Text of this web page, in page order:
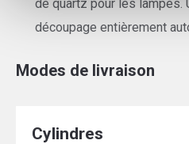
de quartz pour les lampes.
découpage entièrement
Modes de livraison
Cylindres